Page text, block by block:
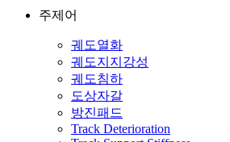
주제어
궤도열화
궤도지지강성
궤도침하
도상자갈
방진패드
Track Deterioration